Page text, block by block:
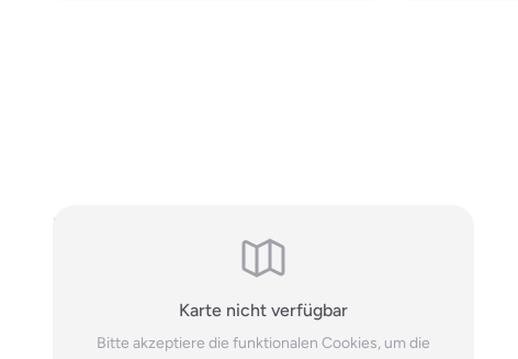
Karte nicht verfügbar
Bitte akzeptiere die funktionalen Cookies, um die
Hinweis: Es handelt sich um allgemeine, online einsehbare
Branchendaten. Falls Sie Ihren Eintrag auf unserer Seite nicht